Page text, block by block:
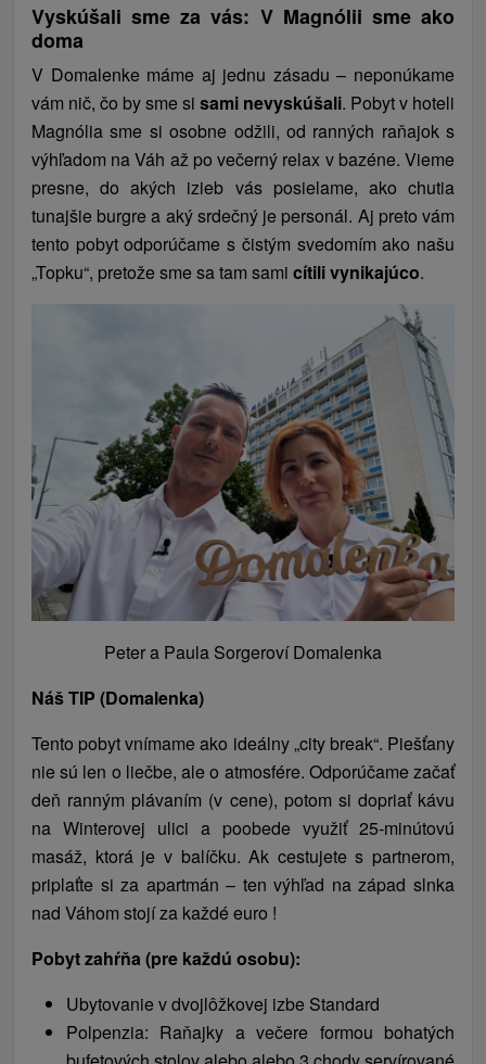
Vyskúšali sme za vás: V Magnólii sme ako
doma
V Domalenke máme aj jednu zásadu – neponúkame
vám nič, čo by sme si sami nevyskúšali. Pobyt v hoteli
Magnólia sme si osobne odžili, od ranných raňajok s
výhľadom na Váh až po večerný relax v bazéne. Vieme
presne, do akých izieb vás posielame, ako chutia
tunajšie burgre a aký srdečný je personál. Aj preto vám
tento pobyt odporúčame s čistým svedomím ako našu
„Topku“, pretože sme sa tam sami cítili vynikajúco.
Peter a Paula Sorgeroví Domalenka
Náš TIP (Domalenka)
Tento pobyt vnímame ako ideálny „city break“. Piešťany
nie sú len o liečbe, ale o atmosfére. Odporúčame začať
deň ranným plávaním (v cene), potom si dopriať kávu
na Winterovej ulici a poobede využiť 25-minútovú
masáž, ktorá je v balíčku. Ak cestujete s partnerom,
priplaťte si za apartmán – ten výhľad na západ slnka
nad Váhom stojí za každé euro !
Pobyt zahŕňa (pre každú osobu):
Ubytovanie v dvojlôžkovej izbe Standard
Polpenzia: Raňajky a večere formou bohatých